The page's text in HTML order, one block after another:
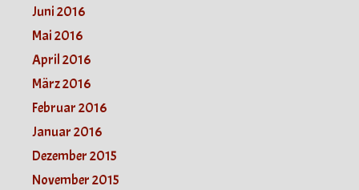
Juni 2016
Mai 2016
April 2016
März 2016
Februar 2016
Januar 2016
Dezember 2015
November 2015